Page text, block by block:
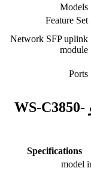
Models
Feature Set
Network SFP uplink
module
Ports
WS-C3850-
Specifications
model